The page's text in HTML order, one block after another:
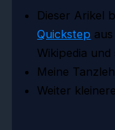
Dieser Arikel
Quickstep
Wikipedia
Meine
Weiter